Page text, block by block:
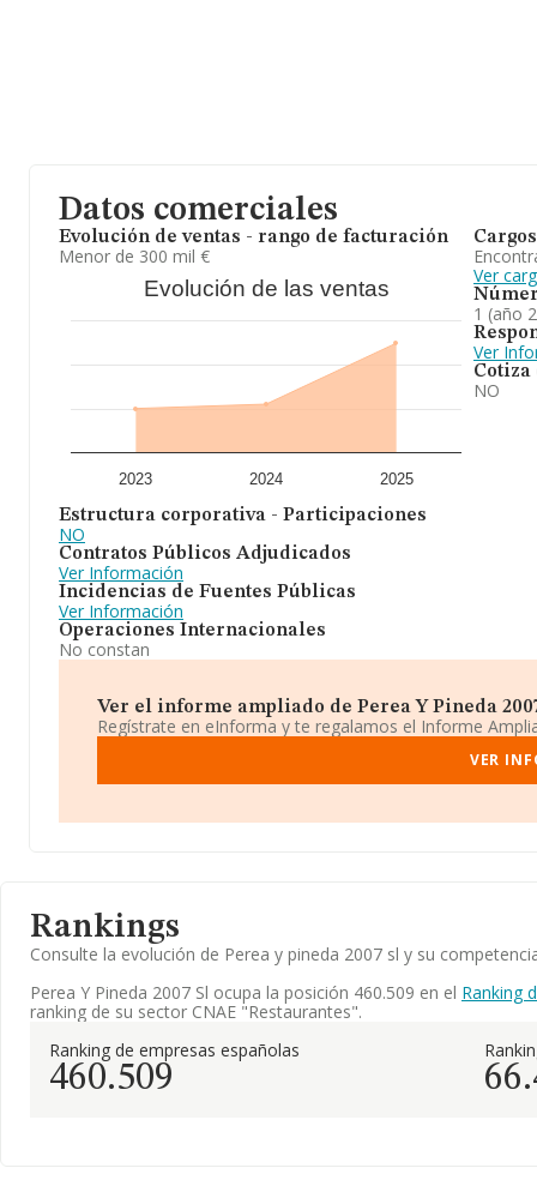
Datos comerciales
Evolución de ventas - rango de facturación
Menor de 300 mil €
Evolución de las ventas
2023 2024 2025
Estructura corporativa - Participaciones
NO
Contratos Públicos Adjudicados
Ver Información
Incidencias de Fuentes Públicas
Ver Información
Operaciones Internacionales
No constan
Cargos
Ver
1 (año
Ver
Cotiza
NO
Ver el informe ampliado de Perea Y Pineda
Regístrate en eInforma y te regalamos el Informe
VER
Rankings
Consulte la evolución de Perea y pineda 2007 sl y su
Perea Y Pineda 2007 Sl ocupa la posición 460.509 en el Ranking
ranking de su sector CNAE "Restaurantes".
Ranking de empresas españolas
460.509